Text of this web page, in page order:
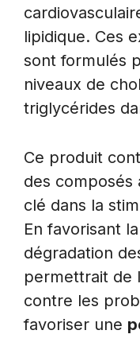
lipidique. Ces
sont formulés
niveaux de
triglycérides
Ce produit
des composés
clé dans la
En favorisant
dégradation
permettrait de
contre les
favoriser une